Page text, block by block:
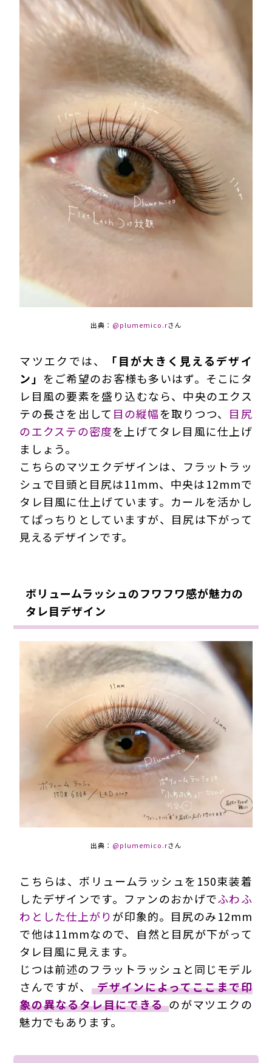
出典： @plumemico.rさん
マツエクでは、
「目が大きく見えるデザイ
ン」 をご希望のお客様も多いはず。そこにタ
レ目風の要素を盛り込むなら、中央のエクス
テの長さを出して 目の縦幅を取りつつ、 目尻
のエクステの密度を上げてタレ目風に仕上げ
ましょう。
こちらのマツエクデザインは、フラットラッ
シュで目頭と目尻は11mm、中央は12mmで
タレ目風に仕上げています。カールを活かし
てぱっちりとしていますが、目尻は下がって
見えるデザインです。
ボリュームラッシュのフワフワ感が魅力の
タレ目デザイン
出典： @plumemico.rさん
こちらは、ボリュームラッシュを150束装着
したデザインです。ファンのおかげでふわふ
わとした仕上がりが印象的。目尻のみ12mm
で他は11mmなので、自然と目尻が下がって
タレ目風に見えます。
じつは前述のフラットラッシュと同じモデル
さんですが、
デザインによってここまで印
象の異なるタレ目にできる のがマツエクの
魅力でもあります。